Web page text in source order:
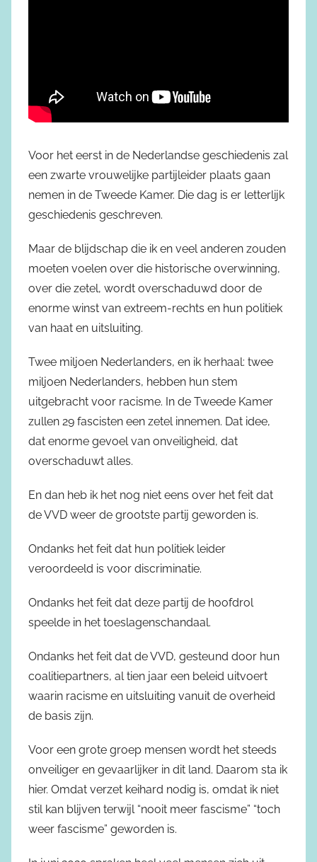
Voor het eerst in de Nederlandse geschiedenis zal
een zwarte vrouwelijke partijleider plaats gaan
nemen in de Tweede Kamer. Die dag is er letterlijk
geschiedenis geschreven.
Maar de blijdschap die ik en veel anderen zouden
moeten voelen over die historische overwinning,
over die zetel, wordt overschaduwd door de
enorme winst van extreem-rechts en hun politiek
van haat en uitsluiting.
Twee miljoen Nederlanders, en ik herhaal: twee
miljoen Nederlanders, hebben hun stem
uitgebracht voor racisme. In de Tweede Kamer
zullen 29 fascisten een zetel innemen. Dat idee,
dat enorme gevoel van onveiligheid, dat
overschaduwt alles.
En dan heb ik het nog niet eens over het feit dat
de VVD weer de grootste partij geworden is.
Ondanks het feit dat hun politiek leider
veroordeeld is voor discriminatie.
Ondanks het feit dat deze partij de hoofdrol
speelde in het toeslagenschandaal.
Ondanks het feit dat de VVD, gesteund door hun
coalitiepartners, al tien jaar een beleid uitvoert
waarin racisme en uitsluiting vanuit de overheid
de basis zijn.
Voor een grote groep mensen wordt het steeds
onveiliger en gevaarlijker in dit land. Daarom sta ik
hier. Omdat verzet keihard nodig is, omdat ik niet
stil kan blijven terwijl “nooit meer fascisme” “toch
weer fascisme” geworden is.